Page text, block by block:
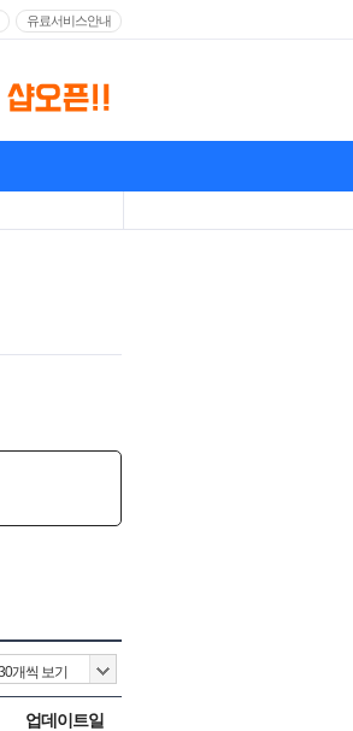
유료서비스안내
업데이트일